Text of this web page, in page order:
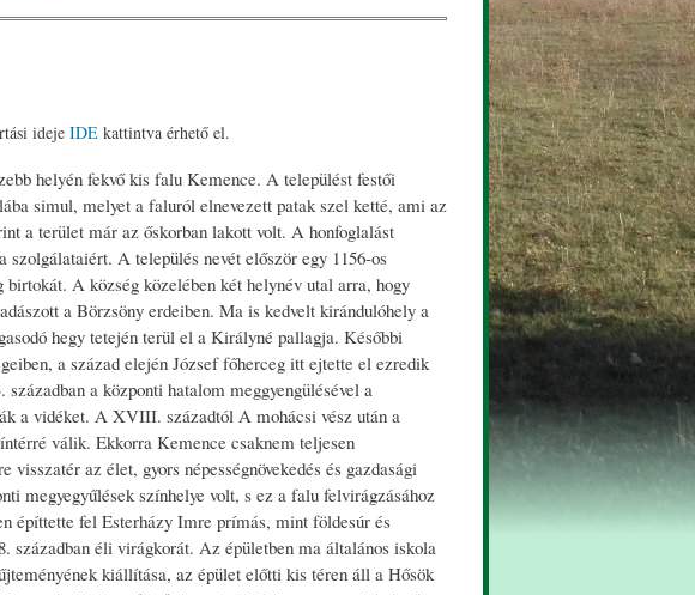
ideje IDE kattintva érhető el.
helyén fekvő kis falu Kemence. A települést festői
simul, melyet a faluról elnevezett patak szel ketté, ami az
a terület már az őskorban lakott volt. A honfoglalást
szolgálataiért. A település nevét először egy 1156-os
A község közelében két helynév utal arra, hogy
a Börzsöny erdeiben. Ma is kedvelt kirándulóhely a
hegy tetején terül el a Királyné pallagja. Későbbi
a század elején József főherceg itt ejtette el ezredik
a központi hatalom meggyengülésével a
a vidéket. A XVIII. századtól A mohácsi vész után a
válik. Ekkorra Kemence csaknem teljesen
az élet, gyors népességnövekedés és gazdasági
megyegyűlések színhelye volt, s ez a falu felvirágzásához
építtette fel Esterházy Imre prímás, mint földesúr és
éli virágkorát. Az épületben ma általános iskola
kiállítása, az épület előtti kis téren áll a Hősök